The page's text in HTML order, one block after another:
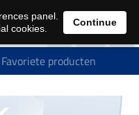
0
Favoriete producten
panel.
cookies.
Continue